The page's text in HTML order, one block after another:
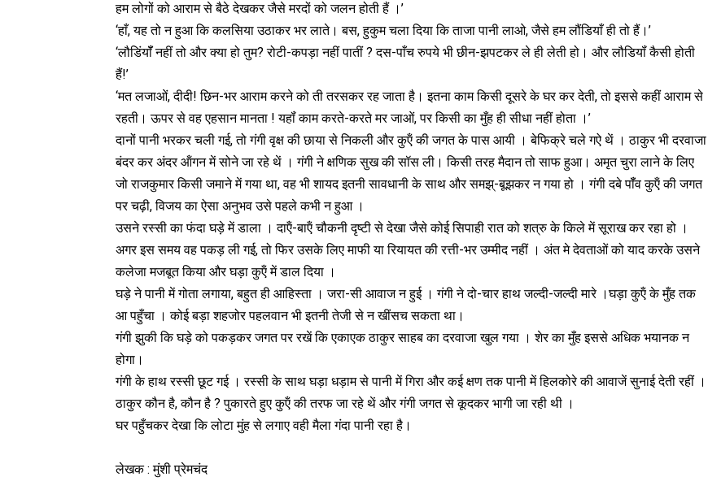
हम लोगों को आराम से बैठे देखकर जैसे मरदों को जलन होती हैं ।’
‘हाँ, यह तो न हुआ कि कलसिया उठाकर भर लाते। बस, हुकुम चला दिया कि ताजा पानी लाओ, जैसे हम लौंडियाँ ही तो हैं।’
‘लौडिंयॉँ नहीं तो और क्या हो तुम? रोटी-कपड़ा नहीं पातीं ? दस-पाँच रुपये भी छीन-झपटकर ले ही लेती हो। और लौडियॉं कैसी होती
हैं!’
‘मत लजाओं, दीदी! छिन-भर आराम करने को ती तरसकर रह जाता है। इतना काम किसी दूसरे के घर कर देती, तो इससे कहीं आराम से
रहती। ऊपर से वह एहसान मानता ! यहॉं काम करते-करते मर जाओं, पर किसी का मुँह ही सीधा नहीं होता ।’
दानों पानी भरकर चली गई, तो गंगी वृक्ष की छाया से निकली और कुऍं की जगत के पास आयी । बेफिक्रे चले गऐ थें । ठाकुर भी दरवाजा
बंदर कर अंदर ऑंगन में सोने जा रहे थें । गंगी ने क्षणिक सुख की सॉस ली। किसी तरह मैदान तो साफ हुआ। अमृत चुरा लाने के लिए
जो राजकुमार किसी जमाने में गया था, वह भी शायद इतनी सावधानी के साथ और समझ्-बूझकर न गया हो । गंगी दबे पॉँव कुऍं की जगत
पर चढ़ी, विजय का ऐसा अनुभव उसे पहले कभी न हुआ ।
उसने रस्सी का फंदा घड़े में डाला । दाऍं-बाऍं चौकनी दृष्टी से देखा जैसे कोई सिपाही रात को शत्रु के किले में सूराख कर रहा हो ।
अगर इस समय वह पकड़ ली गई, तो फिर उसके लिए माफी या रियायत की रत्ती-भर उम्मीद नहीं । अंत मे देवताओं को याद करके उसने
कलेजा मजबूत किया और घड़ा कुऍं में डाल दिया ।
घड़े ने पानी में गोता लगाया, बहुत ही आहिस्ता । जरा-सी आवाज न हुई । गंगी ने दो-चार हाथ जल्दी-जल्दी मारे ।घड़ा कुऍं के मुँह तक
आ पहुँचा । कोई बड़ा शहजोर पहलवान भी इतनी तेजी से न खींसच सकता था।
गंगी झुकी कि घड़े को पकड़कर जगत पर रखें कि एकाएक ठाकुर साहब का दरवाजा खुल गया । शेर का मुँह इससे अधिक भयानक न
होगा।
गंगी के हाथ रस्सी छूट गई । रस्सी के साथ घड़ा धड़ाम से पानी में गिरा और कई क्षण तक पानी में हिलकोरे की आवाजें सुनाई देती रहीं ।
ठाकुर कौन है, कौन है ? पुकारते हुए कुऍं की तरफ जा रहे थें और गंगी जगत से कूदकर भागी जा रही थी ।
घर पहुँचकर देखा कि लोटा मुंह से लगाए वही मैला गंदा पानी रहा है।
लेखक : मुंशी प्रेमचंद